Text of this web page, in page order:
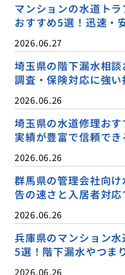
マンションの水道ト
おすすめ5選！迅速・
2026.06.27
埼玉県の階下漏水相
調査・保険対応に強
2026.06.26
埼玉県の水道修理お
実績が豊富で信頼で
2026.06.26
群馬県の管理会社向
告の速さと入居者対
2026.06.26
兵庫県のマンション
5選！階下漏水やつま
2026.06.26